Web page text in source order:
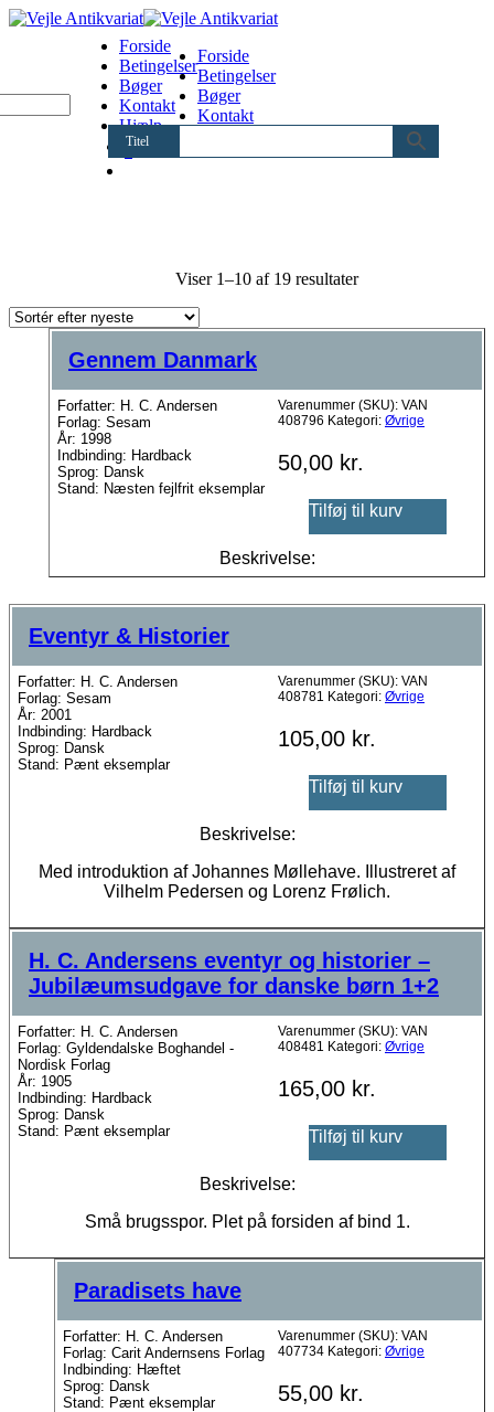
Titel
Forside
Betingelser
Bøger
Kontakt
Hjælp
Forside
Betingelser
Bøger
Kontakt
Viser 1–10 af 19 resultaterSorteret
Gennem Danmark
Forfatter: H. C. Andersen
Forlag: Sesam
År: 1998
Indbinding: Hardback
Sprog: Dansk
Stand: Næsten fejlfrit eksemplar
Varenummer (SKU): VAN
408796 Kategori: Øvrige
50,00 kr.
Tilføj til kurv
Beskrivelse:
Eventyr & Historier
Forfatter: H. C. Andersen
Forlag: Sesam
År: 2001
Indbinding: Hardback
Sprog: Dansk
Stand: Pænt eksemplar
Varenummer (SKU): VAN
408781 Kategori: Øvrige
105,00 kr.
Tilføj til kurv
Beskrivelse:
Med introduktion af Johannes Møllehave. Illustreret af
Vilhelm Pedersen og Lorenz Frølich.
H. C. Andersens eventyr og historier –
Jubilæumsudgave for danske børn 1+2
Forfatter: H. C. Andersen
Forlag: Gyldendalske Boghandel -
Nordisk Forlag
År: 1905
Indbinding: Hardback
Sprog: Dansk
Stand: Pænt eksemplar
Varenummer (SKU): VAN
408481 Kategori: Øvrige
165,00 kr.
Tilføj til kurv
Beskrivelse:
Små brugsspor. Plet på forsiden af bind 1.
Paradisets have
Forfatter: H. C. Andersen
Forlag: Carit Andernsens Forlag
Indbinding: Hæftet
Sprog: Dansk
Stand: Pænt eksemplar
Varenummer (SKU): VAN
407734 Kategori: Øvrige
55,00 kr.